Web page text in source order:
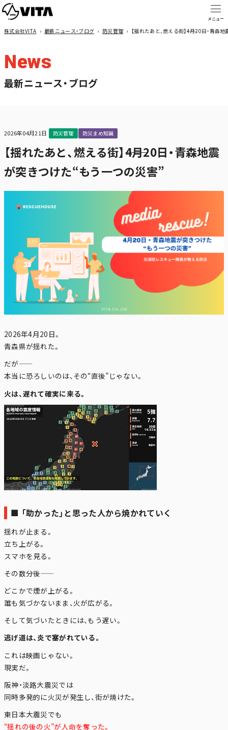
株式会社VITA › 最新ニュース・ブログ › 防災管理 › 【揺れたあと、燃える街】――4月20日・青
News
最新ニュース・ブログ
2026年04月21日 防災管理 防災まめ知識
【揺れたあと、燃える街】――4月20日・青森地震
が突きつけた“もう一つの災害”
2026年4月20日。
青森県が揺れた。
だが――
本当に恐ろしいのは、その“直後”じゃない。
火は、遅れて確実に来る。
■ 「助かった」と思った人から焼かれていく
揺れが止まる。
立ち上がる。
スマホを見る。
その数分後――
どこかで煙が上がる。
誰も気づかないまま、火が広がる。
そして気づいたときには、もう遅い。
逃げ道は、炎で塞がれている。
これは映画じゃない。
現実だ。
阪神・淡路大震災では
同時多発的に火災が発生し、街が焼けた。
東日本大震災でも
“揺れの後の火”が人命を奪った。